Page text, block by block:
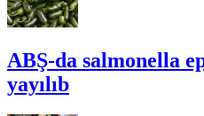
ABŞ-da salmonella
yayılıb